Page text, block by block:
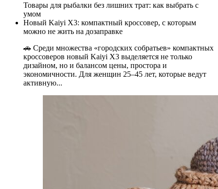
Товары для рыбалки без лишних трат: как выбрать с
умом
Новый Kaiyi X3: компактный кроссовер, с которым
можно не жить на дозаправке
🚗 Среди множества «городских собратьев» компактных
кроссоверов новый Kaiyi X3 выделяется не только
дизайном, но и балансом цены, простора и
экономичности. Для женщин 25–45 лет, которые ведут
активную...